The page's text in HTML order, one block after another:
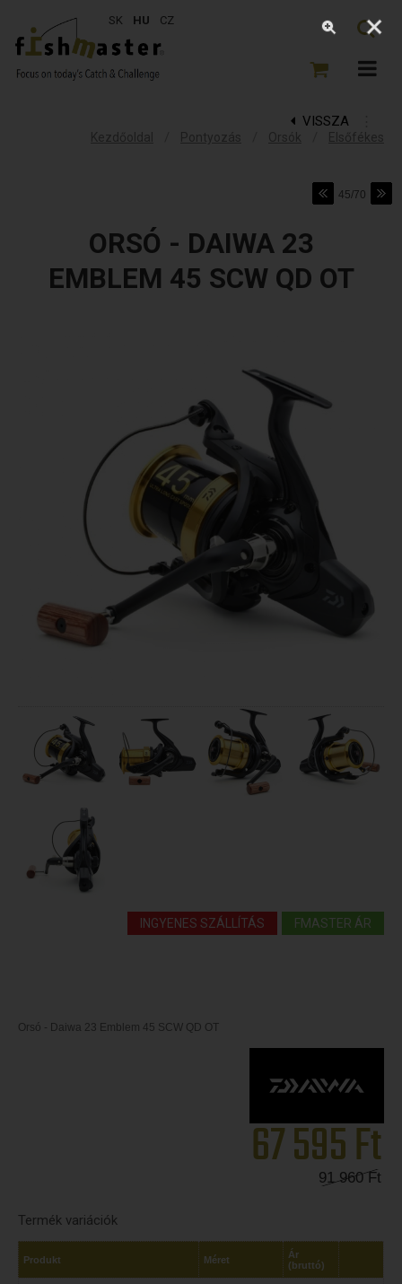
SK HU CZ
VISSZA
Kezdőoldal Pontyozás Orsók Elsőfékes
45/70
ORSÓ - DAIWA 23
EMBLEM 45 SCW QD OT
FMASTER ÁR
INGYENES SZÁLLÍTÁS
Orsó - Daiwa 23 Emblem 45 SCW QD OT
67 595Ft
91 960Ft
Termék variációk
Produkt Méret
Ár
(bruttó)